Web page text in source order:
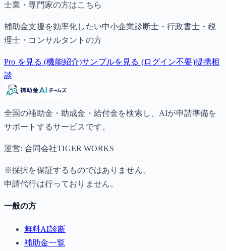
士業・専門家の方はこちら
補助金支援を効率化したい中小企業診断士・行政書士・税
理士・コンサルタントの方
Pro を見る (機能紹介)サンプルを見る (ログイン不要)提携相
談
全国の補助金・助成金・給付金を検索し、AIが申請準備を
サポートするサービスです。
運営: 合同会社TIGER WORKS
※採択を保証するものではありません。
申請代行は行っておりません。
一般の方
無料AI診断
補助金一覧